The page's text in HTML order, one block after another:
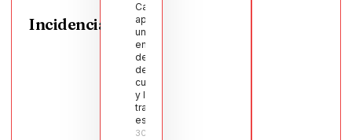
Incidencias
Calatrava
aprueba
una moción
en defensa
del sector
de la
cuchillería
y la navaja
tradicional
española
30/07/2026